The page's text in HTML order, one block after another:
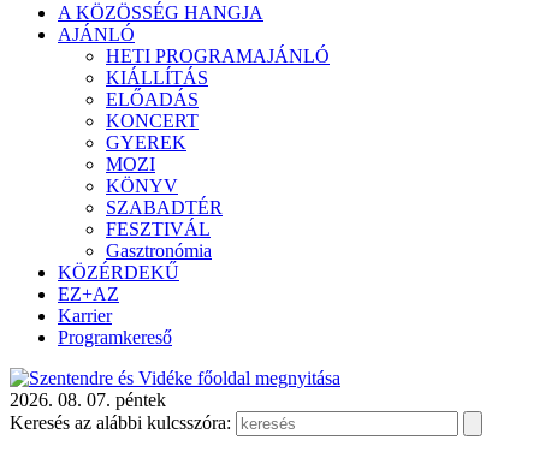
A KÖZÖSSÉG HANGJA
AJÁNLÓ
HETI PROGRAMAJÁNLÓ
KIÁLLÍTÁS
ELŐADÁS
KONCERT
GYEREK
MOZI
KÖNYV
SZABADTÉR
FESZTIVÁL
Gasztronómia
KÖZÉRDEKŰ
EZ+AZ
Karrier
Programkereső
2026. 08. 07. péntek
Keresés az alábbi kulcsszóra: